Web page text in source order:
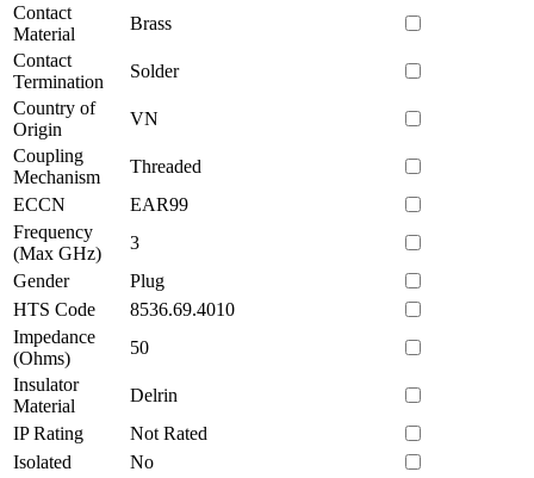
Contact
Material
Brass
Contact
Termination
Solder
Country of
Origin
VN
Coupling
Mechanism
Threaded
ECCN
EAR99
Frequency
(Max GHz)
3
Gender
Plug
HTS Code
8536.69.4010
Impedance
(Ohms)
50
Insulator
Material
Delrin
IP Rating
Not Rated
Isolated
No